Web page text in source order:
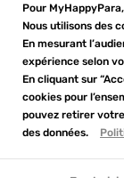
BAUSCH &
Bausch & Lomb
Flex Plus poche de
4€01
AJOUTER AU
Ajouter à ma
Créer une
Nom de la liste
Annuler
Créer une
Vous devez être
liste d'envies.
Annuler
Connexion
Pour
Nous utilisons des
En mesurant
expérience selon
En cliquant sur
cookies pour
pouvez retirer
des données.
d'une
En
ma
découler.